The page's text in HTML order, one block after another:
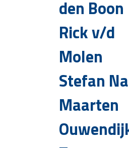
den Boon
Rick v/d
Molen
Stefan
Maarten